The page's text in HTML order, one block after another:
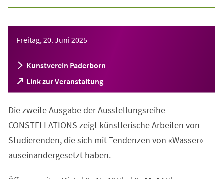
Freitag, 20. Juni 2025
Kunstverein Paderborn
Link zur Veranstaltung
(Öffnet
in
neuen
Tab)
Die zweite Ausgabe der Ausstellungsreihe
CONSTELLATIONS zeigt künstlerische Arbeiten von
Studierenden, die sich mit Tendenzen von «Wasser»
auseinandergesetzt haben.